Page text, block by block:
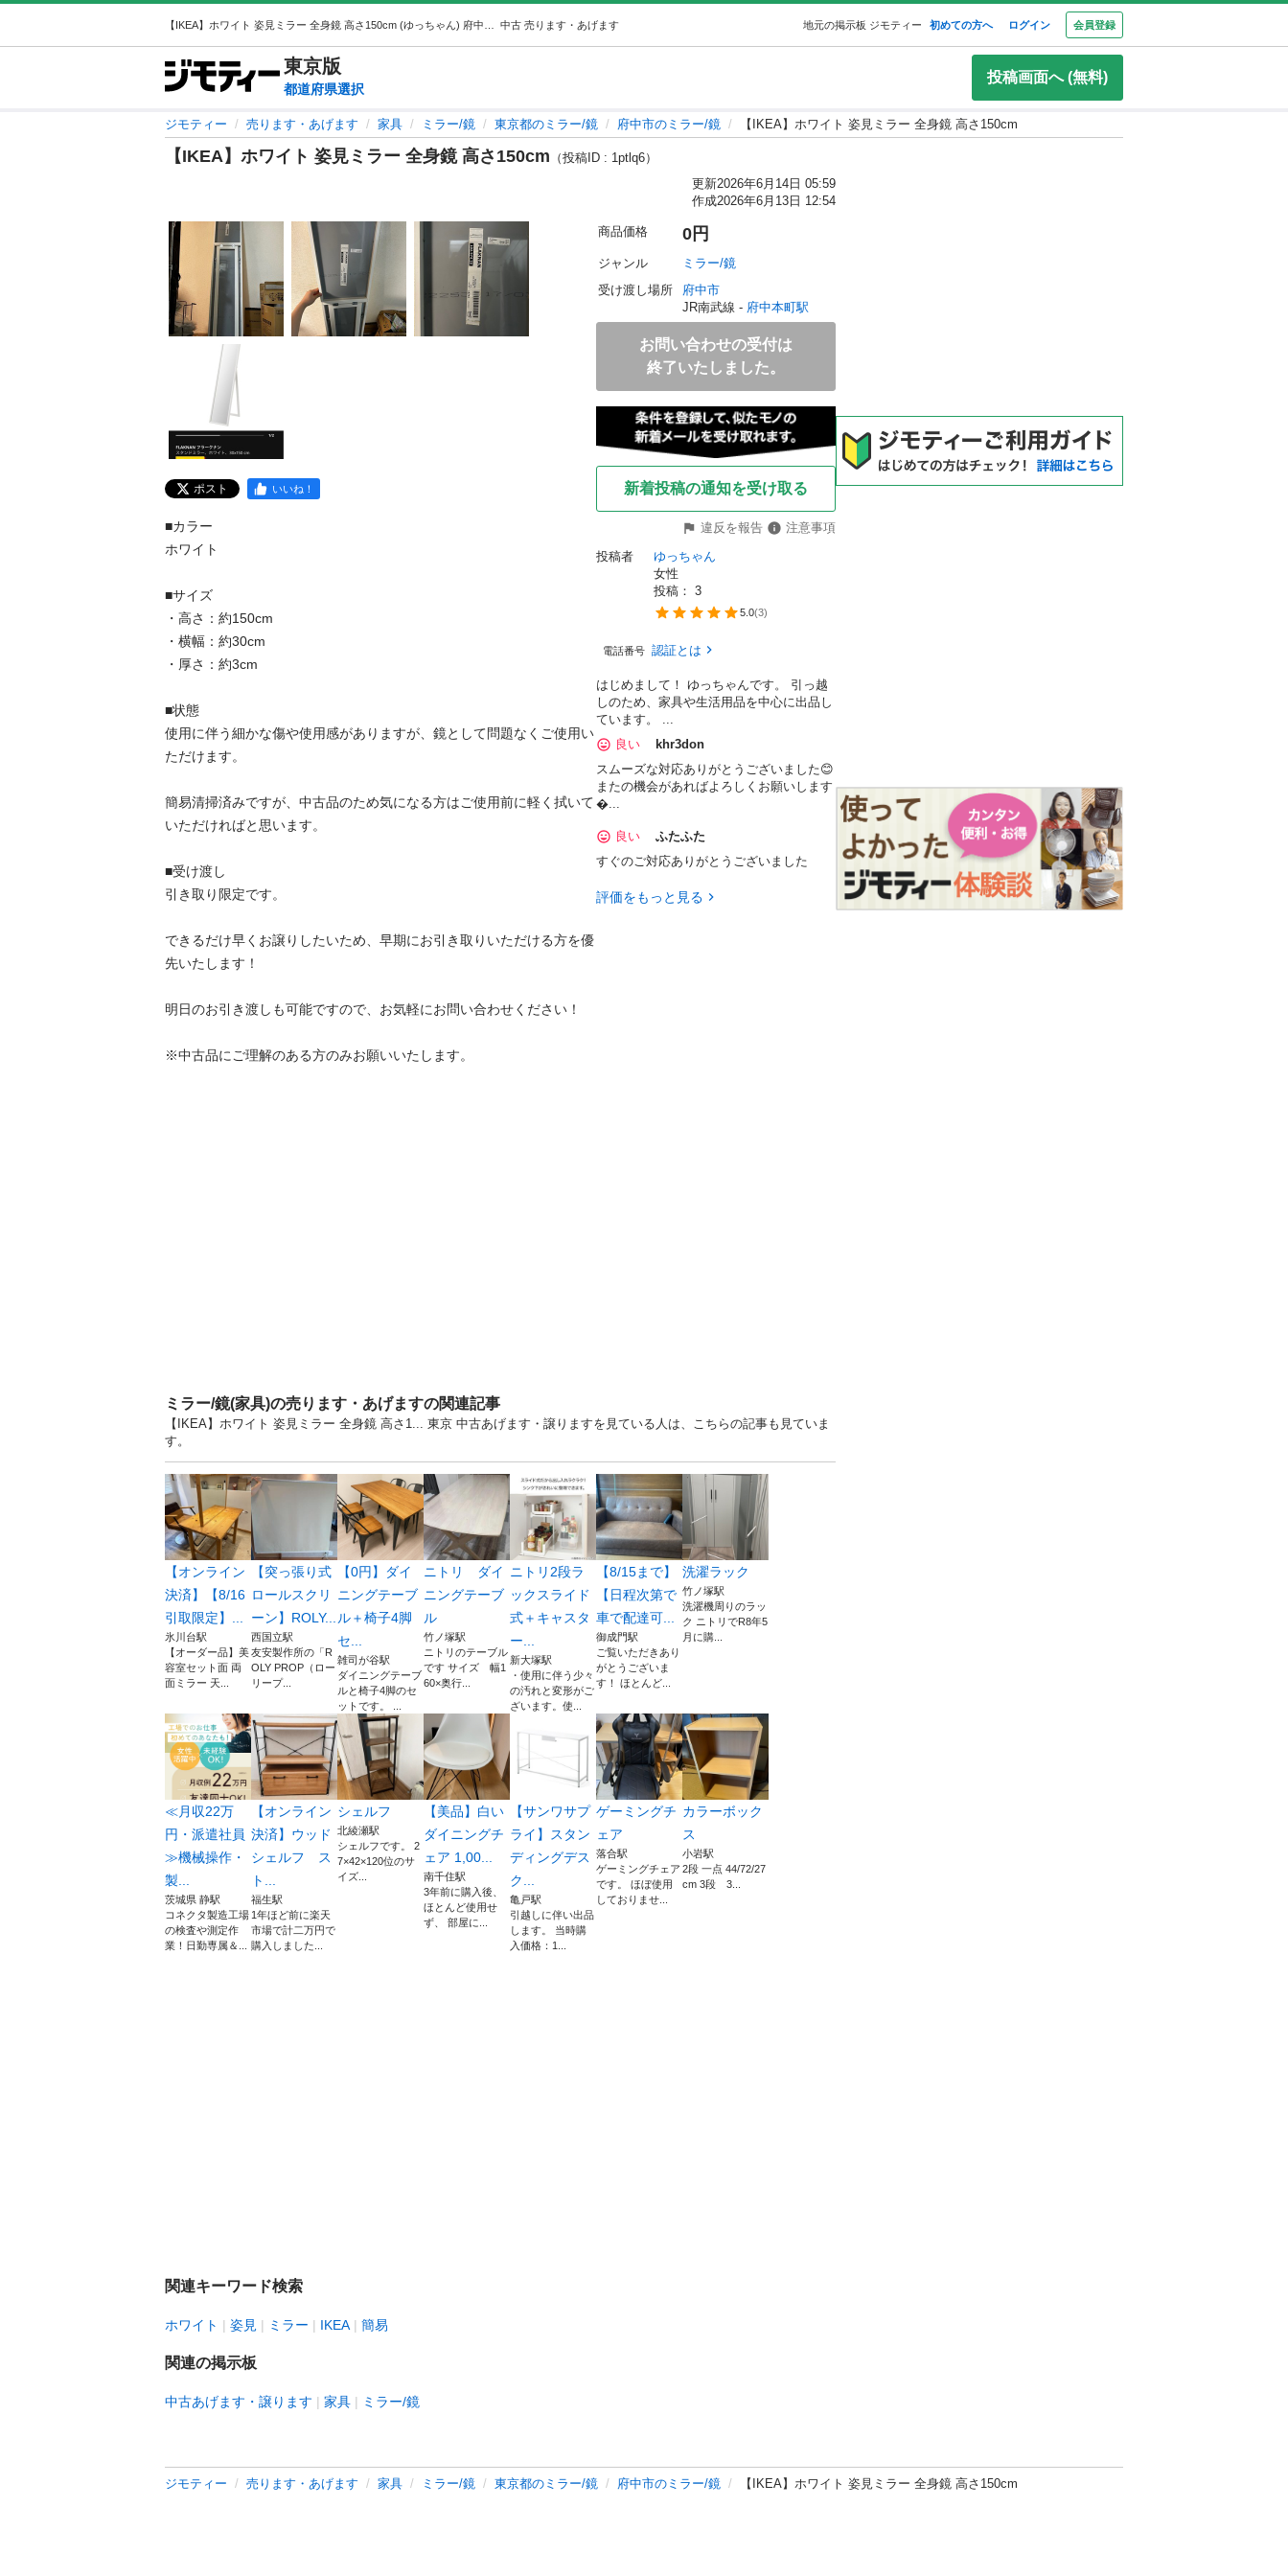
中古 売ります・あげます 地元の掲示板 ジモティー 初めての方へ ログイン 会員登録
東京版
都道府県選択
投稿画面へ (無料)
ジモティー 売ります・あげます 家具 ミラー/鏡 東京都のミラー/鏡 府中市のミラー/鏡 【IKEA】ホワイト 姿見ミラー 全身鏡 高さ150cm
【IKEA】ホワイト 姿見ミラー 全身鏡 高さ150cm （投稿ID : 1ptlq6）
更新2026年6月14日 05:59
作成2026年6月13日 12:54
ポスト いいね！
■カラー
ホワイト
■サイズ
・高さ：約150cm
・横幅：約30cm
・厚さ：約3cm
■状態
使用に伴う細かな傷や使用感がありますが、鏡として問題なくご使用い
ただけます。
簡易清掃済みですが、中古品のため気になる方はご使用前に軽く拭いて
いただければと思います。
■受け渡し
引き取り限定です。
できるだけ早くお譲りしたいため、早期にお引き取りいただける方を優
先いたします！
明日のお引き渡しも可能ですので、お気軽にお問い合わせください！
※中古品にご理解のある方のみお願いいたします。
商品価格 0円
ジャンル
ミラー/鏡
受け渡し場所
府中市
JR南武線 - 府中本町駅
お問い合わせの受付は
終了いたしました。
新着投稿の通知を受け取る
違反を報告
注意事項
投稿者
ゆっちゃん
女性
投稿： 3
5.0(3)
電話番号 認証とは
はじめまして！ ゆっちゃんです。 引っ越
しのため、家具や生活用品を中心に出品し
ています。 ...
良い
khr3don
スムーズな対応ありがとうございました😊
またの機会があればよろしくお願いします
...
良い
ふたふた
すぐのご対応ありがとうございました
評価をもっと見る
ミラー/鏡(家具)の売ります・あげますの関連記事
【IKEA】ホワイト 姿見ミラー 全身鏡 高さ1... 東京 中古あげます・譲りますを見ている人は、こちらの記事も見ていま
す。
【オンライン
決済】【8/16
引取限定】...
氷川台駅
【オーダー品】美
容室セット面 両
面ミラー 天...
【突っ張り式
ロールスクリ
ーン】ROLY...
西国立駅
友安製作所の「R
OLY PROP（ロー
リープ...
【0円】ダイ
ニングテーブ
ル＋椅子4脚
セ...
雑司が谷駅
ダイニングテーブ
ルと椅子4脚のセ
ットです。 ...
ニトリ ダイ
ニングテーブ
ル
竹ノ塚駅
ニトリのテーブル
です サイズ 幅1
60×奥行...
ニトリ2段ラ
ックスライド
式＋キャスタ
ー...
新大塚駅
・使用に伴う少々
の汚れと変形がご
ざいます。使...
【8/15まで】
【日程次第で
車で配達可...
御成門駅
ご覧いただきあり
がとうございま
す！ ほとんど...
洗濯ラック
竹ノ塚駅
洗濯機周りのラッ
ク ニトリでR8年5
月に購...
≪月収22万
円・派遣社員
≫機械操作・
製...
茨城県 静駅
コネクタ製造工場
の検査や測定作
業！日勤専属＆...
【オンライン
決済】ウッド
シェルフ ス
ト...
福生駅
1年ほど前に楽天
市場で計二万円で
購入しました...
シェルフ
北綾瀬駅
シェルフです。 2
7×42×120位のサ
イズ...
【美品】白い
ダイニングチ
ェア 1,00...
南千住駅
3年前に購入後、
ほとんど使用せ
ず、 部屋に...
【サンワサプ
ライ】スタン
ディングデス
ク...
亀戸駅
引越しに伴い出品
します。 当時購
入価格：1...
ゲーミングチ
ェア
落合駅
ゲーミングチェア
です。 ほぼ使用
しておりませ...
カラーボック
ス
小岩駅
2段 一点 44/72/27
cm 3段 3...
関連キーワード検索
ホワイト 姿見 ミラー IKEA 簡易
関連の掲示板
中古あげます・譲ります 家具 ミラー/鏡
ジモティー 売ります・あげます 家具 ミラー/鏡 東京都のミラー/鏡 府中市のミラー/鏡 【IKEA】ホワイト 姿見ミラー 全身鏡 高さ150cm